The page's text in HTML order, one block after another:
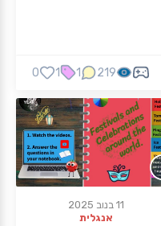
219
1
1
0
11 בנוב 2025
אנגלית